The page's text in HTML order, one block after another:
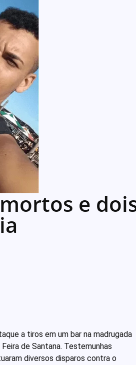
e
a tiros em um bar na madrugada
de Santana. Testemunhas
diversos disparos contra o